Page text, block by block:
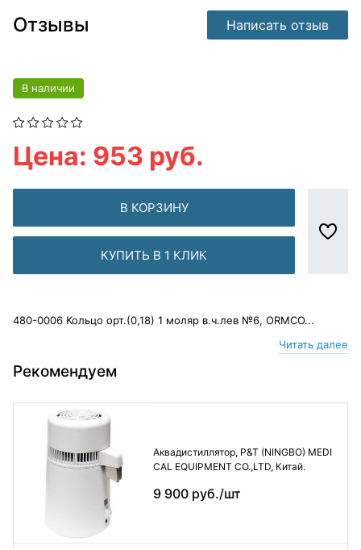
Отзывы Написать отзыв
В наличии
Цена: 953 руб.
В КОРЗИНУ
КУПИТЬ В 1 КЛИК
480-0006 Кольцо орт.(0,18) 1 моляр в.ч.лев №6, ORMCO...
Читать далее
Рекомендуем
Аквадистиллятор, P&T (NINGBO) MEDI
CAL EQUIPMENT CO.,LTD, Китай.
9 900 руб./шт